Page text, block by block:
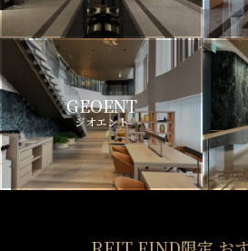
GEOENT
ジオエント